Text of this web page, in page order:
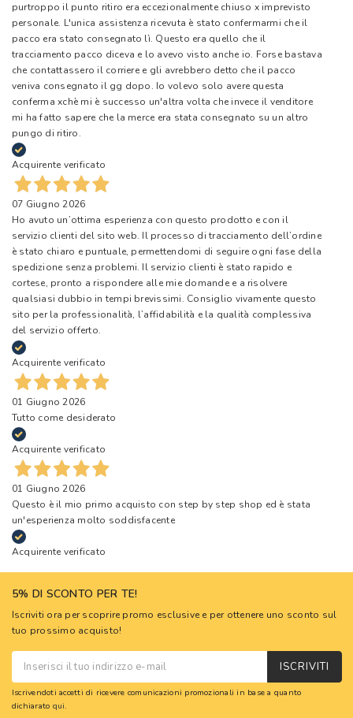
purtroppo il punto ritiro era eccezionalmente chiuso x imprevisto
personale. L'unica assistenza ricevuta è stato confermarmi che il
pacco era stato consegnato lì. Questo era quello che il
tracciamento pacco diceva e lo avevo visto anche io. Forse bastava
che contattassero il corriere e gli avrebbero detto che il pacco
veniva consegnato il gg dopo. Io volevo solo avere questa
conferma xchè mi è successo un'altra volta che invece il venditore
mi ha fatto sapere che la merce era stata consegnato su un altro
pungo di ritiro.
Acquirente verificato
07 Giugno 2026
Ho avuto un’ottima esperienza con questo prodotto e con il
servizio clienti del sito web. Il processo di tracciamento dell’ordine
è stato chiaro e puntuale, permettendomi di seguire ogni fase della
spedizione senza problemi. Il servizio clienti è stato rapido e
cortese, pronto a rispondere alle mie domande e a risolvere
qualsiasi dubbio in tempi brevissimi. Consiglio vivamente questo
sito per la professionalità, l’affidabilità e la qualità complessiva
del servizio offerto.
Acquirente verificato
01 Giugno 2026
Tutto come desiderato
Acquirente verificato
01 Giugno 2026
Questo è il mio primo acquisto con step by step shop ed è stata
un'esperienza molto soddisfacente
Acquirente verificato
5% DI SCONTO PER TE!
Iscriviti ora per scoprire promo esclusive e per ottenere uno sconto sul
tuo prossimo acquisto!
ISCRIVITI
Iscrivendoti accetti di ricevere comunicazioni promozionali in base a quanto
dichiarato qui.